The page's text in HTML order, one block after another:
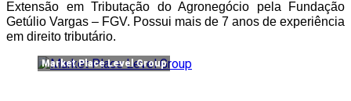
Extensão em Tributação do Agronegócio pela Fundação
Getúlio Vargas – FGV. Possui mais de 7 anos de experiência
em direito tributário.
Market Place Level Group